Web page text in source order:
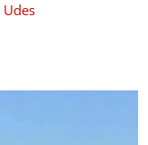
Udes